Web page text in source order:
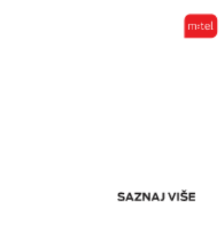
Empirijska potvrda različitog tržišnog rizika